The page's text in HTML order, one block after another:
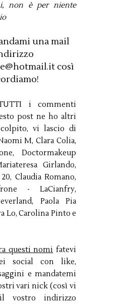
non è per niente
una mail
così
i commenti
post ne ho altri
vi lascio di
M, Clara Colia,
Doctormakeup
Girlando,
Claudia Romano,
- LaCianfry,
Paola Pia
Lo, Carolina Pinto e
questi nomi fatevi
social con like,
e mandatemi
vari nick (così vi
vostro indirizzo